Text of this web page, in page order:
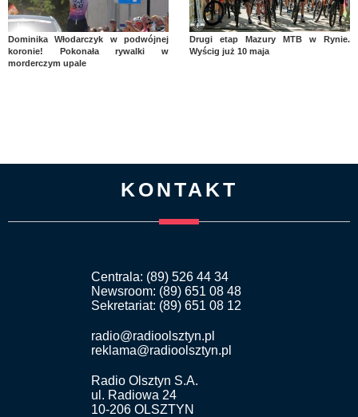
Dominika Włodarczyk w podwójnej
koronie! Pokonała rywalki w
morderczym upale
Drugi etap Mazury MTB w Rynie.
Wyścig już 10 maja
KONTAKT
Centrala: (89) 526 44 34
Newsroom: (89) 651 08 48
Sekretariat: (89) 651 08 12
radio@radioolsztyn.pl
reklama@radioolsztyn.pl
Radio Olsztyn S.A.
ul. Radiowa 24
10-206 OLSZTYN